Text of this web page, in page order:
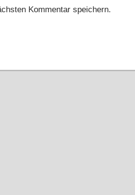
Kommentar speichern.